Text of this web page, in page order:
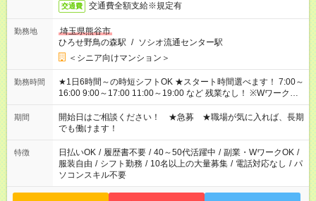
交通費 交通費全額支給※規定有
勤務地
埼玉県熊谷市
ひろせ野鳥の森駅 / ソシオ流通センター駅
＜シニア向けマンション＞
勤務時間
★1日6時間～の時短シフトOK ★スタート時間選べます！ 7:00～
16:00 9:00～17:00 11:00～19:00 など 残業なし！ ※Wワークの
場合、他のお仕事と合わせ週40時間超の就業はご案内できませ
ん ※法令に基づき、週20時間以上勤務は社会保険への加入対象
となります ※労働者派遣法（日雇い派遣の原則禁止）により、
短時間・短期間の就業はご案内が難しい場合があります
期間
開始日はご相談ください！ ★急募 ★職場が気に入れば、長期
でも働けます！
特徴 日払いOK / 履歴書不要 / 40～50代活躍中 / 副業・WワークOK /
服装自由 / シフト勤務 / 10名以上の大量募集 / 電話対応なし / パ
ソコンスキル不要